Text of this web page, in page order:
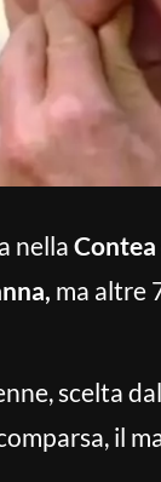
nella Contea
ma altre
scelta dal
il